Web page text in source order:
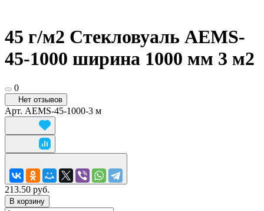
45 г/м2 Стекловуаль AEMS-
45-1000 ширина 1000 мм 3 м2
0
Нет отзывов
Арт. AEMS-45-1000-3 м
213.50 руб.
В корзину